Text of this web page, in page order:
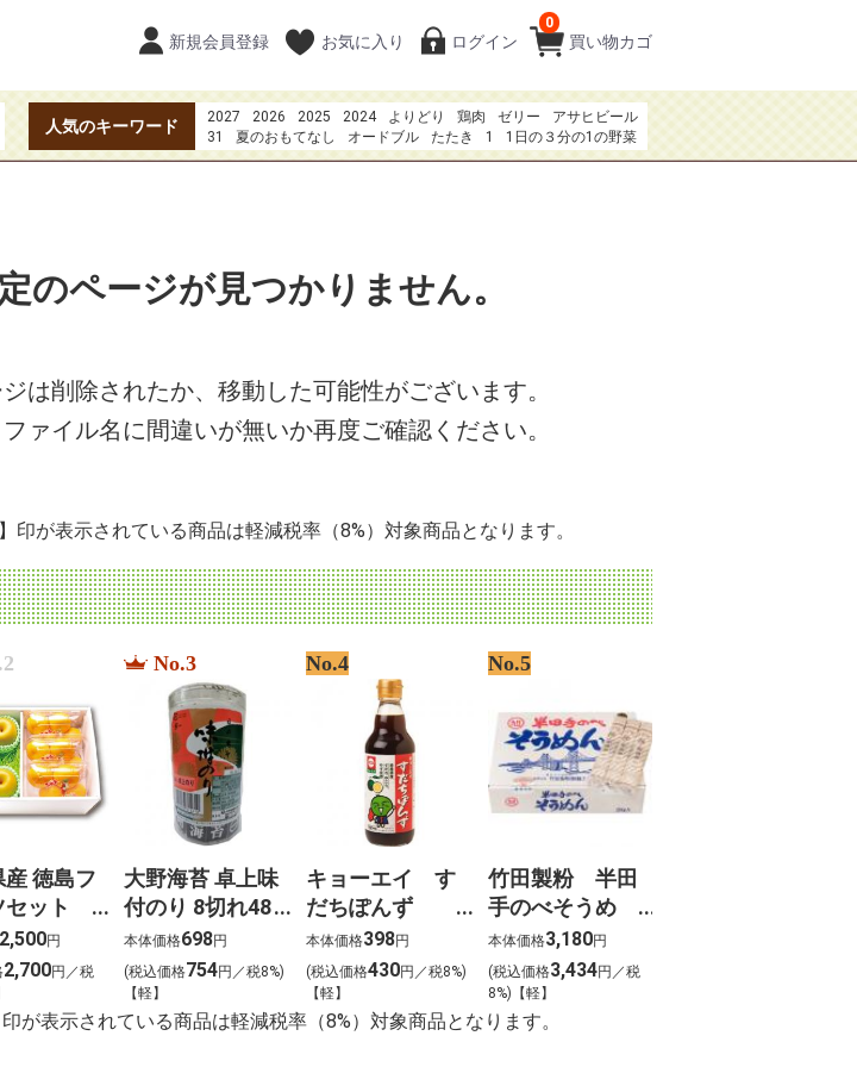
買い物カゴ
0
新規会員登録 お気に入り ログイン
人気のキーワード 2027 2026 2025 2024 よりどり 鶏肉 ゼリー
アサヒビール
31
夏のおもてなし オードブル たたき 1
1日の３分の1の野菜
20273点セット4980円
焼き鳥 夏のおもてなしお刺身
中巻き5種
のページが見つかりません。
は削除されたか、移動した可能性がございます。
ァイル名に間違いが無いか再度ご確認ください。
印が表示されている商品は軽減税率（8%）対象商品となります。
徳島フ
セット
み）
2,500円
2,700円／税
No.3
大野海苔 卓上味
付のり 8切れ48
枚
本体価格698円
(税込価格754円／税8%)
【軽】
No.4
キョーエイ す
だちぽんず
360ml
本体価格398円
(税込価格430円／税8%)
【軽】
No.5
竹田製粉 半田
手のべそうめ
ん 瀬戸 3kg
本体価格3,180円
(税込価格3,434円／税
8%)【軽】
が表示されている商品は軽減税率（8%）対象商品となります。